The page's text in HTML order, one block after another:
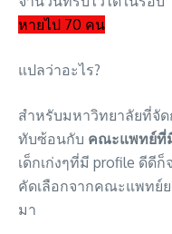
หายไป 70 คน
แปลว่าอะไร?
สำหรับมหาวิทยาลัยที่จัด
ทับซ้อนกับ คณะแพทย์ที่
เด็กเก่งๆที่มี profile ดีดี
คัดเลือกจากคณะแพทย์
มา